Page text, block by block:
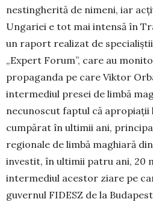
nestingherită de nimeni, iar
Ungariei e tot mai in­ten­să în
un raport realizat de
„Expert Forum”, care au
propaganda pe care Viktor
interme­diul presei de lim­bă
necunoscut fap­tul că apropiații
cum­părat în ultimii ani,
regionale de limbă ma­ghia­ră
investit, în ulti­mii patru ani, 20
in­termediul acestor zia­re pe
guvernul FIDESZ de la